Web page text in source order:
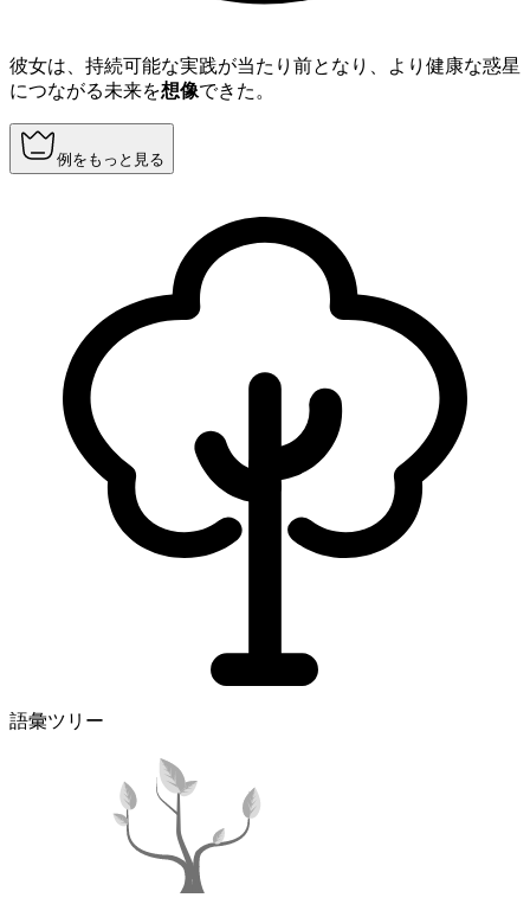
彼女は、持続可能な実践が当たり前となり、より健康な惑星
につながる未来を想像できた。
例をもっと見る
語彙ツリー